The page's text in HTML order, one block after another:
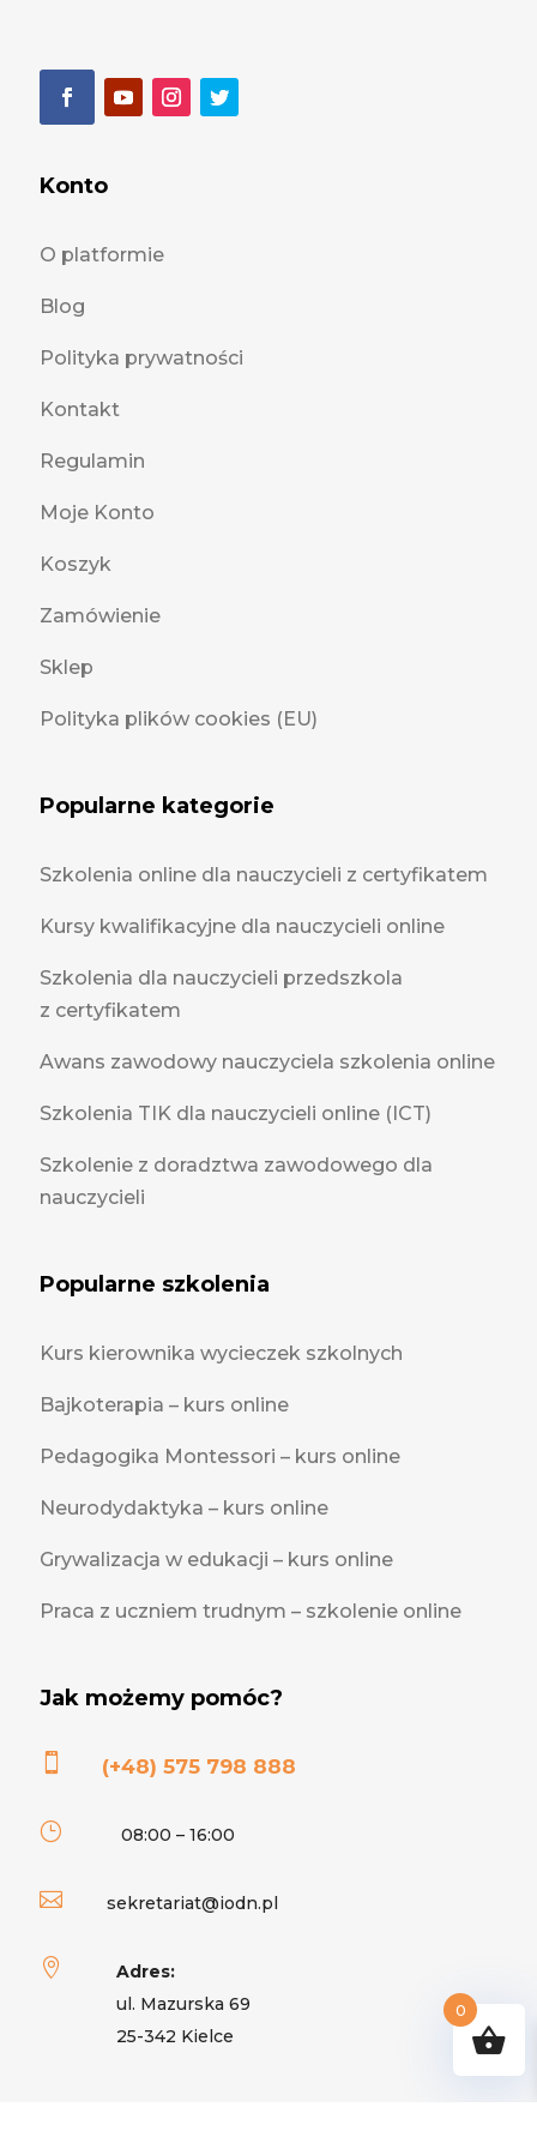
Konto
O platformie
Blog
Polityka prywatności
Kontakt
Regulamin
Moje Konto
Koszyk
Zamówienie
Sklep
Polityka plików cookies (EU)
Popularne kategorie
Szkolenia online dla nauczycieli z certyfikatem
Kursy kwalifikacyjne dla nauczycieli online
Szkolenia dla nauczycieli przedszkola
z certyfikatem
Awans zawodowy nauczyciela szkolenia online
Szkolenia TIK dla nauczycieli online (ICT)
Szkolenie z doradztwa zawodowego dla
nauczycieli
Popularne szkolenia
Kurs kierownika wycieczek szkolnych
Bajkoterapia – kurs online
Pedagogika Montessori – kurs online
Neurodydaktyka – kurs online
Grywalizacja w edukacji – kurs online
Praca z uczniem trudnym – szkolenie online
Jak możemy pomóc?
 (+48) 575 798 888
} 08:00 – 16:00
 sekretariat@iodn.pl

Adres:
ul. Mazurska 69
25-342 Kielce
0